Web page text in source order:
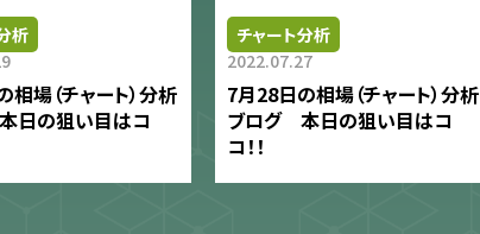
析
場（チャート）分析
日の狙い目はコ
チャート分析
2022.07.27
7月28日の相場（チャート）分析
ブログ 本日の狙い目はコ
コ！！